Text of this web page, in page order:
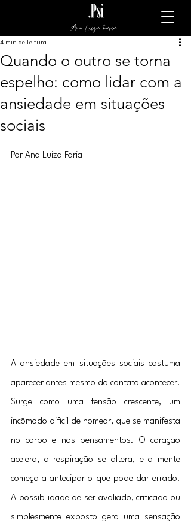
Ana Luiza Faria
Quando o outro se torna
espelho: como lidar com a
ansiedade em situações
sociais
4 min de leitura
Por Ana Luiza Faria
A ansiedade em situações sociais costuma
aparecer antes mesmo do contato acontecer.
Surge como uma tensão crescente, um
incômodo difícil de nomear, que se manifesta
no corpo e nos pensamentos. O coração
acelera, a respiração se altera, e a mente
começa a antecipar o que pode dar errado.
A possibilidade de ser avaliado, criticado ou
simplesmente exposto gera uma sensação